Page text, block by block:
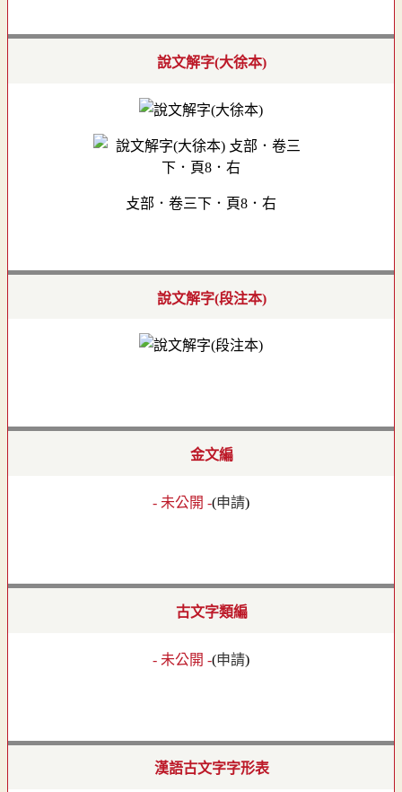
說文解字(大徐本)
攴部．卷三下．頁8．右
說文解字(段注本)
金文編
- 未公開 -(申請)
古文字類編
- 未公開 -(申請)
漢語古文字字形表